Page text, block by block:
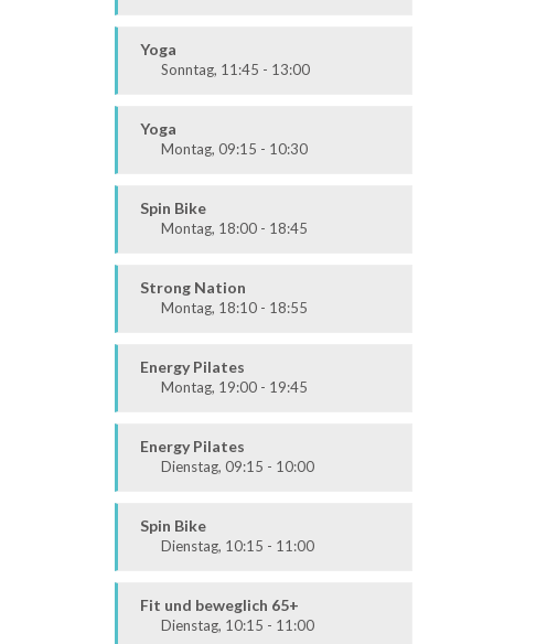
Alle
Yoga
Sonntag, 11:45 - 13:00
Alle
Yoga
Montag, 09:15 - 10:30
Alle
Spin Bike
Montag, 18:00 - 18:45
Strong Nation
Montag, 18:10 - 18:55
Mittel / Fortgeschritten
Energy Pilates
Montag, 19:00 - 19:45
Alle
Energy Pilates
Dienstag, 09:15 - 10:00
Alle
Spin Bike
Dienstag, 10:15 - 11:00
Fit und beweglich 65+
Dienstag, 10:15 - 11:00